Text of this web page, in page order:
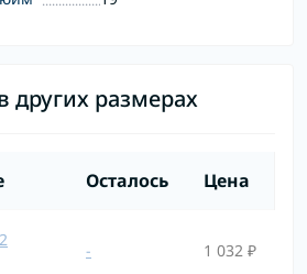
других размерах
Осталось Цена
- 1 032 ₽